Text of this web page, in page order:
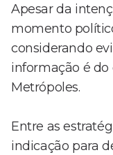
Apesar da
momento
considerando
informação é do
Metrópoles.
Entre as
indicação para